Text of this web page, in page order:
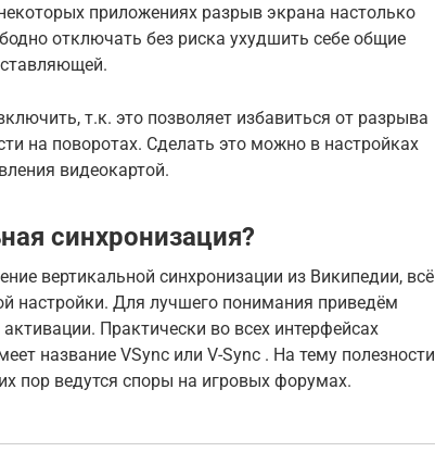
приложениях разрыв экрана настолько
отключать без риска ухудшить себе общие
т.к. это позволяет избавиться от разрыва
на поворотах. Сделать это можно в настройках
видеокартой.
синхронизация?
вертикальной синхронизации из Википедии, всё
настройки. Для лучшего понимания приведём
Практически во всех интерфейсах
название VSync или V-Sync . На тему полезности
пор ведутся споры на игровых форумах.